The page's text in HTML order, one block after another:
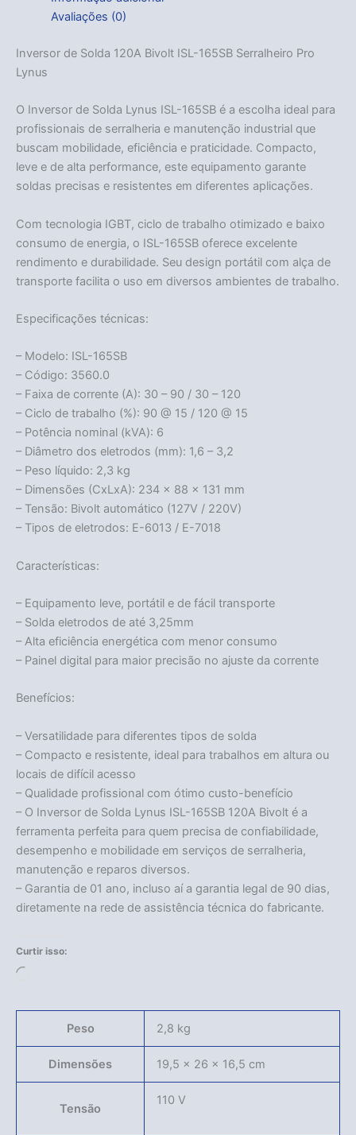
Avaliações (0)
Inversor de Solda 120A Bivolt ISL-165SB Serralheiro Pro
Lynus
O Inversor de Solda Lynus ISL-165SB é a escolha ideal para
profissionais de serralheria e manutenção industrial que
buscam mobilidade, eficiência e praticidade. Compacto,
leve e de alta performance, este equipamento garante
soldas precisas e resistentes em diferentes aplicações.
Com tecnologia IGBT, ciclo de trabalho otimizado e baixo
consumo de energia, o ISL-165SB oferece excelente
rendimento e durabilidade. Seu design portátil com alça de
transporte facilita o uso em diversos ambientes de trabalho.
Especificações técnicas:
– Modelo: ISL-165SB
– Código: 3560.0
– Faixa de corrente (A): 30 – 90 / 30 – 120
– Ciclo de trabalho (%): 90 @ 15 / 120 @ 15
– Potência nominal (kVA): 6
– Diâmetro dos eletrodos (mm): 1,6 – 3,2
– Peso líquido: 2,3 kg
– Dimensões (CxLxA): 234 x 88 x 131 mm
– Tensão: Bivolt automático (127V / 220V)
– Tipos de eletrodos: E-6013 / E-7018
Características:
– Equipamento leve, portátil e de fácil transporte
– Solda eletrodos de até 3,25mm
– Alta eficiência energética com menor consumo
– Painel digital para maior precisão no ajuste da corrente
Benefícios:
– Versatilidade para diferentes tipos de solda
– Compacto e resistente, ideal para trabalhos em altura ou
locais de difícil acesso
– Qualidade profissional com ótimo custo-benefício
– O Inversor de Solda Lynus ISL-165SB 120A Bivolt é a
ferramenta perfeita para quem precisa de confiabilidade,
desempenho e mobilidade em serviços de serralheria,
manutenção e reparos diversos.
– Garantia de 01 ano, incluso aí a garantia legal de 90 dias,
diretamente na rede de assistência técnica do fabricante.
Curtir isso:
Peso 2,8 kg
Dimensões 19,5 × 26 × 16,5 cm
Tensão
110 V